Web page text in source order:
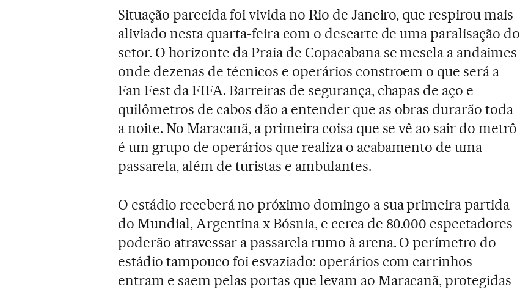
Situação parecida foi vivida no Rio de Janeiro, que respirou mais
aliviado nesta quarta-feira com o descarte de uma paralisação do
setor. O horizonte da Praia de Copacabana se mescla a andaimes
onde dezenas de técnicos e operários constroem o que será a
Fan Fest da FIFA. Barreiras de segurança, chapas de aço e
quilômetros de cabos dão a entender que as obras durarão toda
a noite. No Maracanã, a primeira coisa que se vê ao sair do metrô
é um grupo de operários que realiza o acabamento de uma
passarela, além de turistas e ambulantes.
O estádio receberá no próximo domingo a sua primeira partida
do Mundial, Argentina x Bósnia, e cerca de 80.000 espectadores
poderão atravessar a passarela rumo à arena. O perímetro do
estádio tampouco foi esvaziado: operários com carrinhos
entram e saem pelas portas que levam ao Maracanã, protegidas